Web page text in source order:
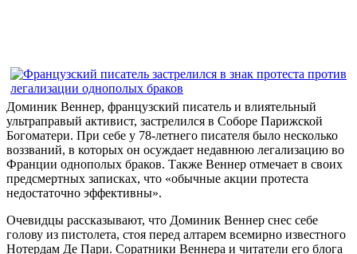
Доминик Веннер, французский писатель и влиятельный
ультраправый активист, застрелился в Соборе Парижской
Богоматери. При себе у 78-летнего писателя было несколько
воззваний, в которых он осуждает недавнюю легализацию во
Франции однополых браков. Также Веннер отмечает в своих
предсмертных записках, что «обычные акции протеста
недостаточно эффективны».
Очевидцы рассказывают, что Доминик Веннер снес себе
голову из пистолета, стоя перед алтарем всемирно известного
Нотердам Де Пари. Соратники Веннера и читатели его блога